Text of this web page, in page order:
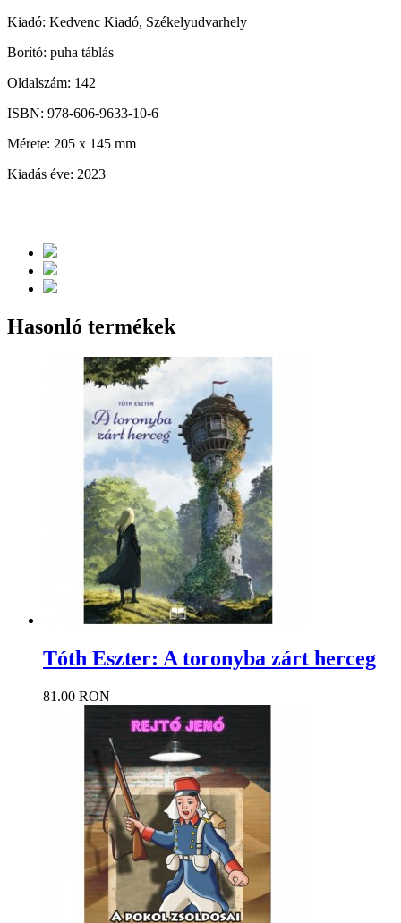
Kiadó: Kedvenc Kiadó, Székelyudvarhely
Borító: puha táblás
Oldalszám: 142
ISBN: 978-606-9633-10-6
Mérete: 205 x 145 mm
Kiadás éve: 2023
Hasonló termékek
Tóth Eszter: A toronyba zárt herceg
81.00 RON